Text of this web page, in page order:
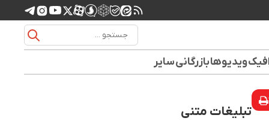
ویدیوهابازرگانیسایر
تبلیغات متنی